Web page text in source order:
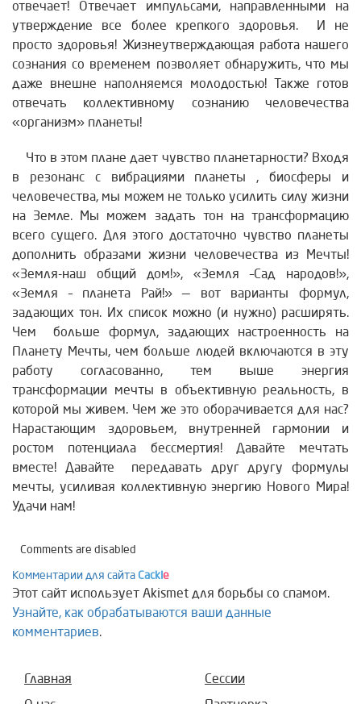
отвечает! Отвечает импульсами, направленными на
утверждение все более крепкого здоровья. И не
просто здоровья! Жизнеутверждающая работа нашего
сознания со временем позволяет обнаружить, что мы
даже внешне наполняемся молодостью! Также готов
отвечать коллективному сознанию человечества
«организм» планеты!
Что в этом плане дает чувство планетарности? Входя
в резонанс с вибрациями планеты , биосферы и
человечества, мы можем не только усилить силу жизни
на Земле. Мы можем задать тон на трансформацию
всего сущего. Для этого достаточно чувство планеты
дополнить образами жизни человечества из Мечты!
«Земля-наш общий дом!», «Земля –Сад народов!»,
«Земля – планета Рай!» — вот варианты формул,
задающих тон. Их список можно (и нужно) расширять.
Чем больше формул, задающих настроенность на
Планету Мечты, чем больше людей включаются в эту
работу согласованно, тем выше энергия
трансформации мечты в объективную реальность, в
которой мы живем. Чем же это оборачивается для нас?
Нарастающим здоровьем, внутренней гармонии и
ростом потенциала бессмертия! Давайте мечтать
вместе! Давайте передавать друг другу формулы
мечты, усиливая коллективную энергию Нового Мира!
Удачи нам!
Comments are disabled
Комментарии для сайта Cackl e
Этот сайт использует Akismet для борьбы со спамом.
Узнайте, как обрабатываются ваши данные
комментариев.
Главная
Сессии